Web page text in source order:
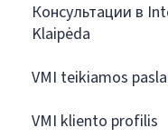
Консультации в
Klaipėda
VMI teikiamos
VMI kliento profilis